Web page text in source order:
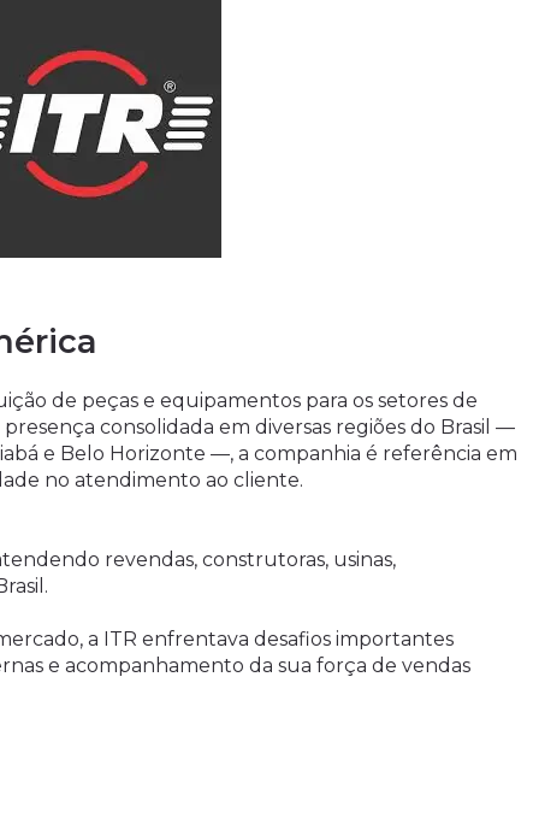
de peças e equipamentos para os setores de
consolidada em diversas regiões do Brasil —
e Belo Horizonte —, a companhia é referência em
no atendimento ao cliente.
revendas, construtoras, usinas,
a ITR enfrentava desafios importantes
e acompanhamento da sua força de vendas